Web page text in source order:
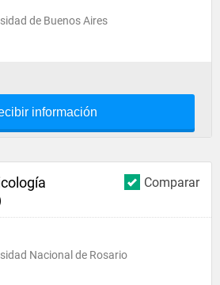
de Buenos Aires
información
Comparar
Nacional de Rosario